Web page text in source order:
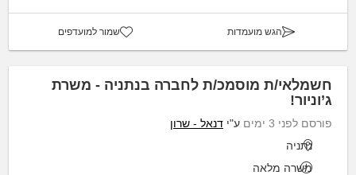
הגש מועמדות שמור למועדפים
חשמלאי/ת מוסמכ/ת לחברה בנתניה - משרת
ג’וניור!
פורסם לפני 3 ימים ע"י דנאל - שרון
נתניה
משרה מלאה